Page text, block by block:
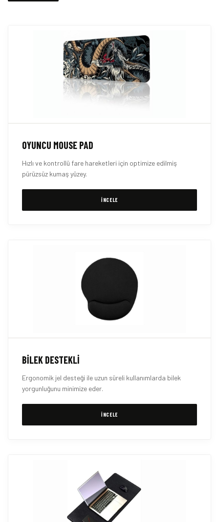
OYUNCU MOUSE PAD
Hızlı ve kontrollü fare hareketleri için optimize edilmiş
pürüzsüz kumaş yüzey.
İNCELE
BILEK DESTEKLI
Ergonomik jel desteği ile uzun süreli kullanımlarda bilek
yorgunluğunu minimize eder.
İNCELE